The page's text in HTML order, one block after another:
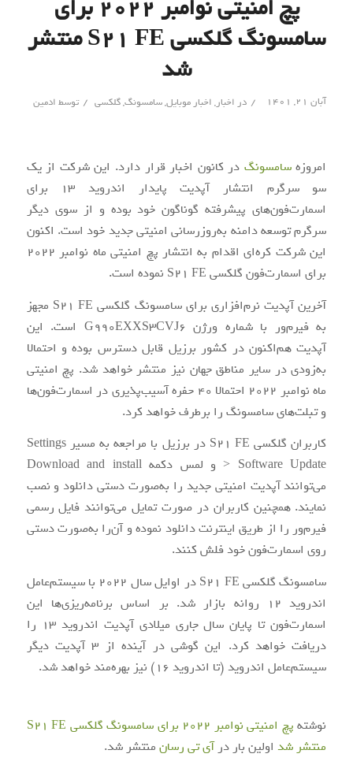
پچ امنیتی نوامبر ۲۰۲۲ برای
سامسونگ گلکسی S21 FE منتشر
شد
آبان ۲۱, ۱۴۰۱ / در اخبار, اخبار موبایل,سامسونگ,گلکسی / توسط ادمین
امروزهسامسونگ در کانون اخبار قرار دارد. این شرکت از یک
سو سرگرم انتشار آپدیت پایدار اندروید 13 برای
اسمارت‌فون‌های پیشرفته گوناگون خود بوده و از سوی دیگر
سرگرم توسعه دامنه به‌روزرسانی امنیتی جدید خود است. اکنون
این شرکت کره‌ای اقدام به انتشار پچ امنیتی ماه نوامبر 2022
برای اسمارت‌فون گلکسی S21 FE نموده است.
آخرین آپدیت نرم‌افزاری برای سامسونگ گلکسی S21 FE مجهز
به فیرم‌ور با شماره ورژن G990EXXS3CVJ6 است. این
آپدیت هم‌‌اکنون در کشور برزیل قابل دسترس بوده و احتمالا
به‌زودی در سایر مناطق جهان نیز منتشر خواهد شد. پچ امنیتی
ماه نوامبر 2022 احتمالا 40 حفره آسیب‌پذیری در اسمارت‌فون‌ها
و تبلت‌های سامسونگ را برطرف خواهد کرد.
کاربران گلکسی S21 FE در برزیل با مراجعه به مسیر Settings
> Software Update و لمس دکمه Download and install
می‌توانند آپدیت امنیتی جدید را به‌صورت دستی دانلود و نصب
نمایند. همچنین کاربران در صورت تمایل می‌توانند فایل رسمی
فیرم‌ور را از طریق اینترنت دانلود نموده و آن‌را به‌صورت دستی
روی اسمارت‌فون خود فلش کنند.
سامسونگ گلکسی S21 FE در اوایل سال 2022 با سیستم‌عامل
اندروید 12 روانه بازار شد. بر اساس برنامه‌ریزی‌ها این
اسمارت‌فون تا پایان سال جاری میلادی آپدیت اندروید 13 را
دریافت خواهد کرد. این گوشی در آینده از 3 آپدیت دیگر
سیستم‌عامل اندروید (تا اندروید 16) نیز بهره‌مند خواهد شد.
نوشته
پچ امنیتی نوامبر 2022 برای سامسونگ گلکسی S21 FE
منتشر شداولین بار درآی‌ تی‌ رسانمنتشر شد.